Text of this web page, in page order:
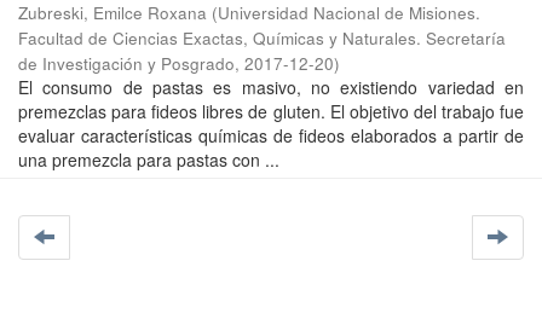
Zubreski, Emilce Roxana (Universidad Nacional de Misiones.
Facultad de Ciencias Exactas, Químicas y Naturales. Secretaría
de Investigación y Posgrado, 2017-12-20)
El consumo de pastas es masivo, no existiendo variedad en
premezclas para fideos libres de gluten. El objetivo del trabajo fue
evaluar características químicas de fideos elaborados a partir de
una premezcla para pastas con ...